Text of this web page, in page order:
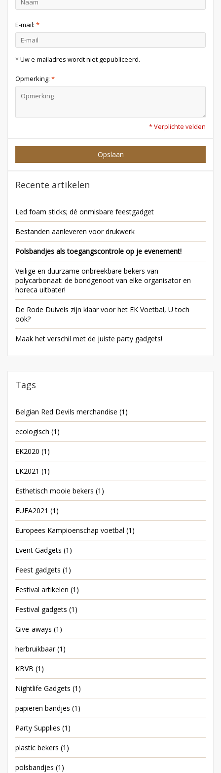
E-mail: *
* Uw e-mailadres wordt niet gepubliceerd.
Opmerking: *
* Verplichte velden
Opslaan
Recente artikelen
Led foam sticks; dé onmisbare feestgadget
Bestanden aanleveren voor drukwerk
Polsbandjes als toegangscontrole op je evenement!
Veilige en duurzame onbreekbare bekers van
polycarbonaat: de bondgenoot van elke organisator en
horeca uitbater!
De Rode Duivels zijn klaar voor het EK Voetbal, U toch
ook?
Maak het verschil met de juiste party gadgets!
Tags
Belgian Red Devils merchandise (1)
ecologisch (1)
EK2020 (1)
EK2021 (1)
Esthetisch mooie bekers (1)
EUFA2021 (1)
Europees Kampioenschap voetbal (1)
Event Gadgets (1)
Feest gadgets (1)
Festival artikelen (1)
Festival gadgets (1)
Give-aways (1)
herbruikbaar(1)
KBVB (1)
Nightlife Gadgets (1)
papieren bandjes (1)
Party Supplies (1)
plastic bekers (1)
polsbandjes (1)